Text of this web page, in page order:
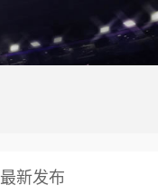
最新发布